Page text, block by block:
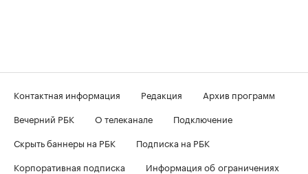
Контактная информация Редакция
Архив программ
Вечерний РБК
О телеканале
Подключение
Скрыть баннеры на РБК
Подписка на РБК
Корпоративная подписка
Информация об ограничениях